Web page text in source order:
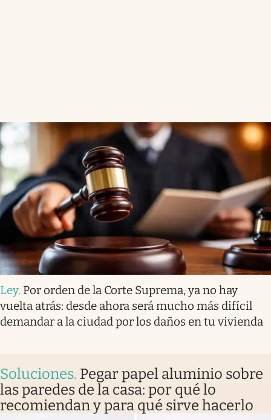
Ley. Por orden de la Corte Suprema, ya no hay
vuelta atrás: desde ahora será mucho más difícil
demandar a la ciudad por los daños en tu vivienda
Soluciones. Pegar papel aluminio sobre
las paredes de la casa: por qué lo
recomiendan y para qué sirve hacerlo